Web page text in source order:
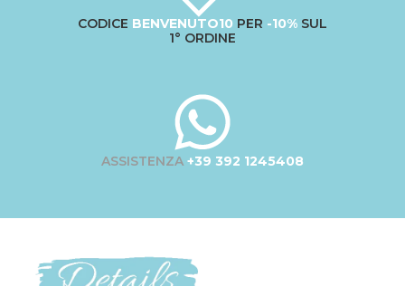
CODICE BENVENUTO10 PER -10% SUL
1° ORDINE
ASSISTENZA +39 392 1245408